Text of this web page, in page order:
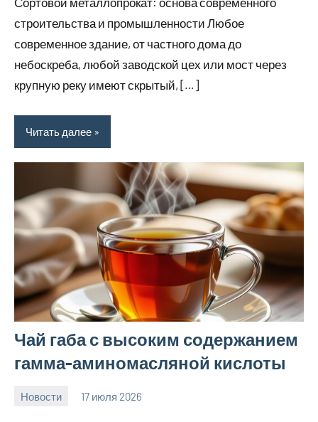
строительства и промышленности Любое
современное здание, от частного дома до
небоскреба, любой заводской цех или мост через
крупную реку имеют скрытый, […]
Читать далее
Чай габа с высоким содержанием
гамма-аминомасляной кислоты
Новости 17 июля 2026